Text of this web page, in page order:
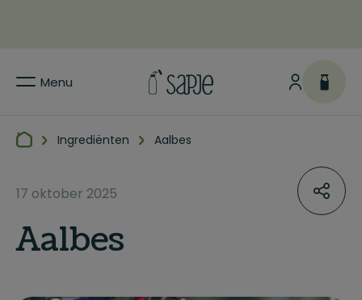
Menu
Ingrediënten Aalbes
17 oktober 2025
Aalbes